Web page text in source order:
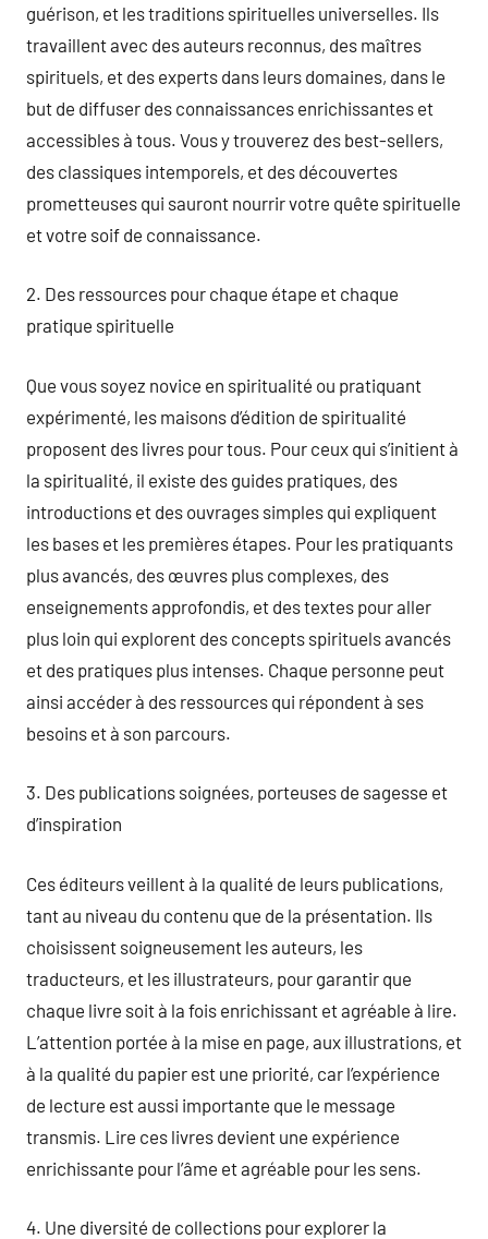
guérison, et les traditions spirituelles universelles. Ils
travaillent avec des auteurs reconnus, des maîtres
spirituels, et des experts dans leurs domaines, dans le
but de diffuser des connaissances enrichissantes et
accessibles à tous. Vous y trouverez des best-sellers,
des classiques intemporels, et des découvertes
prometteuses qui sauront nourrir votre quête spirituelle
et votre soif de connaissance.
2. Des ressources pour chaque étape et chaque
pratique spirituelle
Que vous soyez novice en spiritualité ou pratiquant
expérimenté, les maisons d’édition de spiritualité
proposent des livres pour tous. Pour ceux qui s’initient à
la spiritualité, il existe des guides pratiques, des
introductions et des ouvrages simples qui expliquent
les bases et les premières étapes. Pour les pratiquants
plus avancés, des œuvres plus complexes, des
enseignements approfondis, et des textes pour aller
plus loin qui explorent des concepts spirituels avancés
et des pratiques plus intenses. Chaque personne peut
ainsi accéder à des ressources qui répondent à ses
besoins et à son parcours.
3. Des publications soignées, porteuses de sagesse et
d’inspiration
Ces éditeurs veillent à la qualité de leurs publications,
tant au niveau du contenu que de la présentation. Ils
choisissent soigneusement les auteurs, les
traducteurs, et les illustrateurs, pour garantir que
chaque livre soit à la fois enrichissant et agréable à lire.
L’attention portée à la mise en page, aux illustrations, et
à la qualité du papier est une priorité, car l’expérience
de lecture est aussi importante que le message
transmis. Lire ces livres devient une expérience
enrichissante pour l’âme et agréable pour les sens.
4. Une diversité de collections pour explorer la